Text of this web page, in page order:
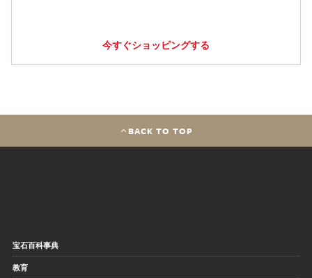
今すぐショッピングする
BACK TO TOP
宝石百科事典
教育